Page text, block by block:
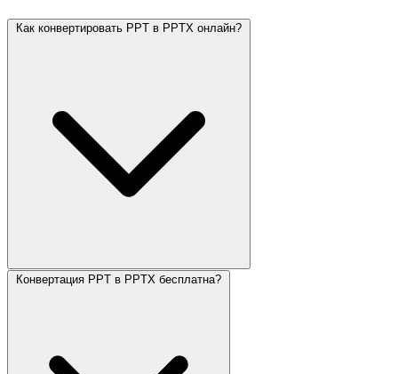
Как конвертировать PPT в PPTX онлайн?
Конвертация PPT в PPTX бесплатна?